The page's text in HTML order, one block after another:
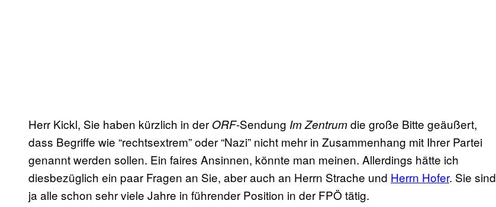
Herr Kickl, Sie haben kürzlich in der ORF-Sendung Im Zentrumdie große Bitte geäußert,
dass Begriffe wie “rechtsextrem” oder “Nazi” nicht mehr in Zusammenhang mit Ihrer Partei
genannt werden sollen. Ein faires Ansinnen, könnte man meinen. Allerdings hätte ich
diesbezüglich ein paar Fragen an Sie, aber auch an Herrn Strache und Herrn Hofer. Sie sind
ja alle schon sehr viele Jahre in führender Position in der FPÖ tätig.